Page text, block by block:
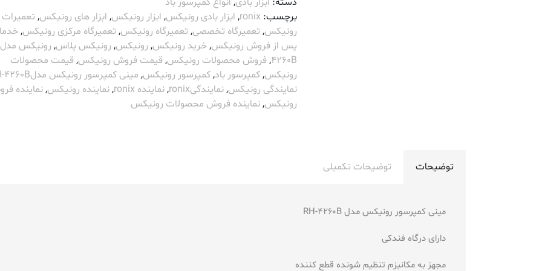
برچسب: ronix
, ابزار بادی رونیکس, ابزار رونیکس, ابزار های رونیکس, تعمیرات
رونیکس, تعمیرگاه تخصصی, تعمیرگاه رونیکس, تعمیرگاه مرکزی رونیکس,
پس از فروش رونیکس,خرید رونیکس, رونیکس, رونیکس پلاس,
4260B
, فروش محصولات رونیکس, قیمت فروش رونیکس, قیمت محصولات
رونیکس,کمپرسور باد,کمپرسور رونیکس, مینی کمپرسور رونیکس مدلRH-4260B
نمایندگی رونیکس,نمایندگیronix ,نماینده ronix ,نماینده رونیکس,نماینده
رونیکس,نماینده فروش محصولات رونیکس
توضیحات توضیحات تکمیلی
مینی کمپرسور رونیکس مدل RH-4260B
دارای درگاه فندکی
مجهز به مکانیزم تنظیم شونده قطع کننده